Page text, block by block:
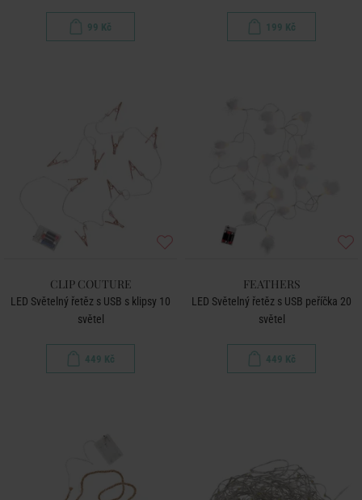
99 Kč 199 Kč
CLIP COUTURE
LED Světelný řetěz s USB s klipsy 10
světel
449 Kč
FEATHERS
LED Světelný řetěz s USB peříčka 20
světel
449 Kč